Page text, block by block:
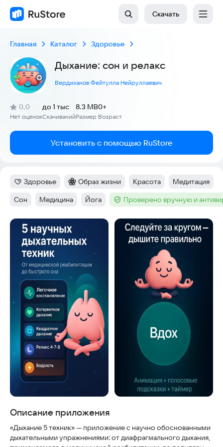
Скачать
Главная Каталог Здоровье
Дыхание: сон и релакс
Вердиханов Фейтулла Нейруллаевич
Рейтинг:
0,0
(
Нет оценок
)
Скачиваний
до 1 тыс
Размер
8.3 MB
Возраст
0+
Установить с помощью RuStore
Категория:
Здоровье Категория:
Образ жизни Тег:
Красота Тег:
Медитация
Тег:
Сон Тег:
Медицина Тег:
Йога Тег :Проверено вручную и
Скриншоты
Описание приложения
«Дыхание 5 техник» — приложение с научно обоснованными
дыхательными упражнениями: от диафрагмального дыхания,